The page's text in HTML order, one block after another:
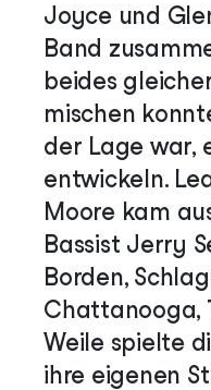
Joyce und
Band
beides
mischen
der Lage war,
entwickeln.
Moore kam
Bassist Jerry
Borden,
Chattanooga,
Weile spielte
ihre eigenen